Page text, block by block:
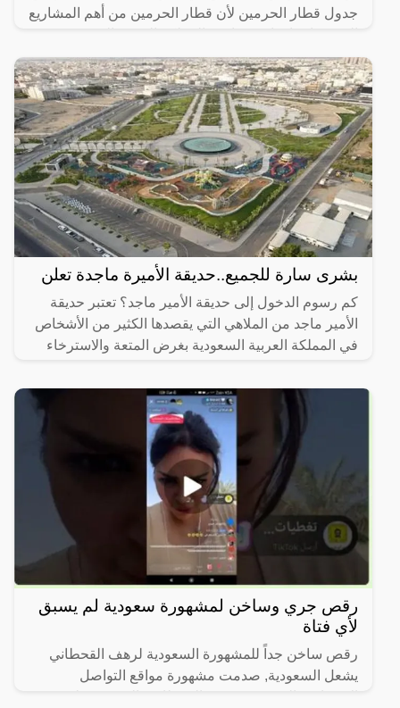
جدول قطار الحرمين لأن قطار الحرمين من أهم المشاريع
بشرى سارة للجميع..حديقة الأميرة ماجدة تعلن
كم رسوم الدخول إلى حديقة الأمير ماجد؟ تعتبر حديقة
الأمير ماجد من الملاهي التي يقصدها الكثير من الأشخاص
في المملكة العربية السعودية بغرض المتعة والاسترخاء
رقص جري وساخن لمشهورة سعودية لم يسبق
لأي فتاة
رقص ساخن جداً للمشهورة السعودية لرهف القحطاني
يشعل السعودية, صدمت مشهورة مواقع التواصل